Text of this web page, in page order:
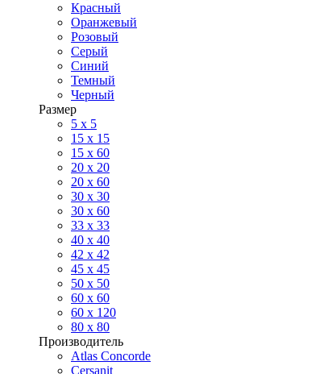
Красный
Оранжевый
Розовый
Серый
Синий
Темный
Черный
Размер
5 x 5
15 x 15
15 x 60
20 х 20
20 x 60
30 х 30
30 x 60
33 x 33
40 х 40
42 x 42
45 x 45
50 x 50
60 х 60
60 x 120
80 x 80
Производитель
Atlas Concorde
Cersanit